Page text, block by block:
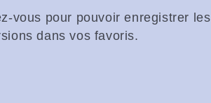
vous pour pouvoir enregistrer les
dans vos favoris.